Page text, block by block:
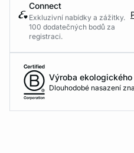
Connect
Exkluzivní nabídky a zážitky.
100 dodatečných bodů za
registraci.
Výroba
Dlouhodobé nasazení